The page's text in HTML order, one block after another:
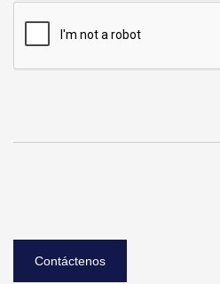
Contáctenos